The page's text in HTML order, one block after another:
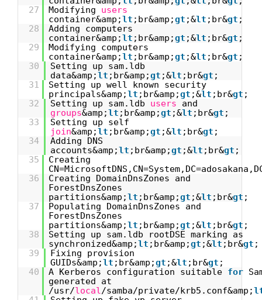
27
Modifying users
container&amp;lt ;br&amp;gt ;&lt ;br&gt ;
28
Adding computers
container&amp;lt ;br&amp;gt ;&lt ;br&gt ;
29
Modifying computers
container&amp;lt ;br&amp;gt ;&lt ;br&gt ;
30
Setting up sam.ldb
data&amp;lt ;br&amp;gt ;&lt ;br&gt ;
31
Setting up well known security
principals&amp;lt ;br&amp;gt ;&lt ;br&gt ;
32
Setting up sam.ldb users
and
groups&amp;lt ;br&amp;gt ;&lt ;br&gt ;
33
Setting up self
join&amp;lt ;br&amp;gt ;&lt ;br&gt ;
34
Adding DNS
accounts&amp;lt ;br&amp;gt ;&lt ;br&gt ;
35
Creating
36
Creating DomainDnsZones and
ForestDnsZones
partitions&amp;lt ;br&amp;gt ;&lt ;br&gt ;
37
Populating DomainDnsZones and
ForestDnsZones
partitions&amp;lt ;br&amp;gt ;&lt ;br&gt ;
38
Setting up sam.ldb rootDSE marking as
synchronized&amp;lt ;br&amp;gt ;&lt ;br&gt ;
39
Fixing provision
GUIDs&amp;lt ;br&amp;gt ;&lt ;br&gt ;
40
A Kerberos configuration suitable for
generated at
/usr/local/samba/private/krb5.conf&amp;